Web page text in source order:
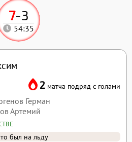
7-3
54:35
2 матча подряд с голами
Герман
Артемий
был на льду